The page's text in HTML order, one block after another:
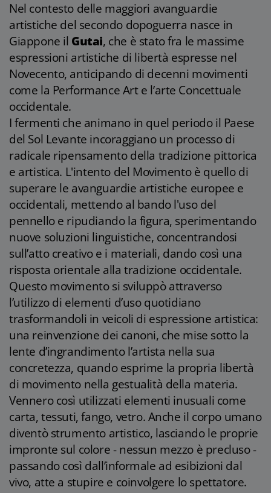
Nel contesto delle maggiori avanguardie
artistiche del secondo dopoguerra nasce in
Giappone il Gutai, che è stato fra le massime
espressioni artistiche di libertà espresse nel
Novecento, anticipando di decenni movimenti
come la Performance Art e l’arte Concettuale
occidentale.
I fermenti che animano in quel periodo il Paese
del Sol Levante incoraggiano un processo di
radicale ripensamento della tradizione pittorica
e artistica. L'intento del Movimento è quello di
superare le avanguardie artistiche europee e
occidentali, mettendo al bando l'uso del
pennello e ripudiando la figura, sperimentando
nuove soluzioni linguistiche, concentrandosi
sull’atto creativo e i materiali, dando così una
risposta orientale alla tradizione occidentale.
Questo movimento si sviluppò attraverso
l’utilizzo di elementi d’uso quotidiano
trasformandoli in veicoli di espressione artistica:
una reinvenzione dei canoni, che mise sotto la
lente d’ingrandimento l’artista nella sua
concretezza, quando esprime la propria libertà
di movimento nella gestualità della materia.
Vennero così utilizzati elementi inusuali come
carta, tessuti, fango, vetro. Anche il corpo umano
diventò strumento artistico, lasciando le proprie
impronte sul colore - nessun mezzo è precluso -
passando così dall’informale ad esibizioni dal
vivo, atte a stupire e coinvolgere lo spettatore.